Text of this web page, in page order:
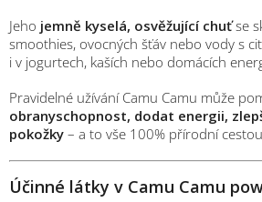
Jeho jemně kyselá, osvěžující chuťse
smoothies, ovocných šťáv nebo vody s
i v jogurtech, kaších nebo domácích
Pravidelné užívání Camu Camu může
obranyschopnost, dodat energii,
pokožky – a to vše 100% přírodní
Účinné látky v Camu Camu